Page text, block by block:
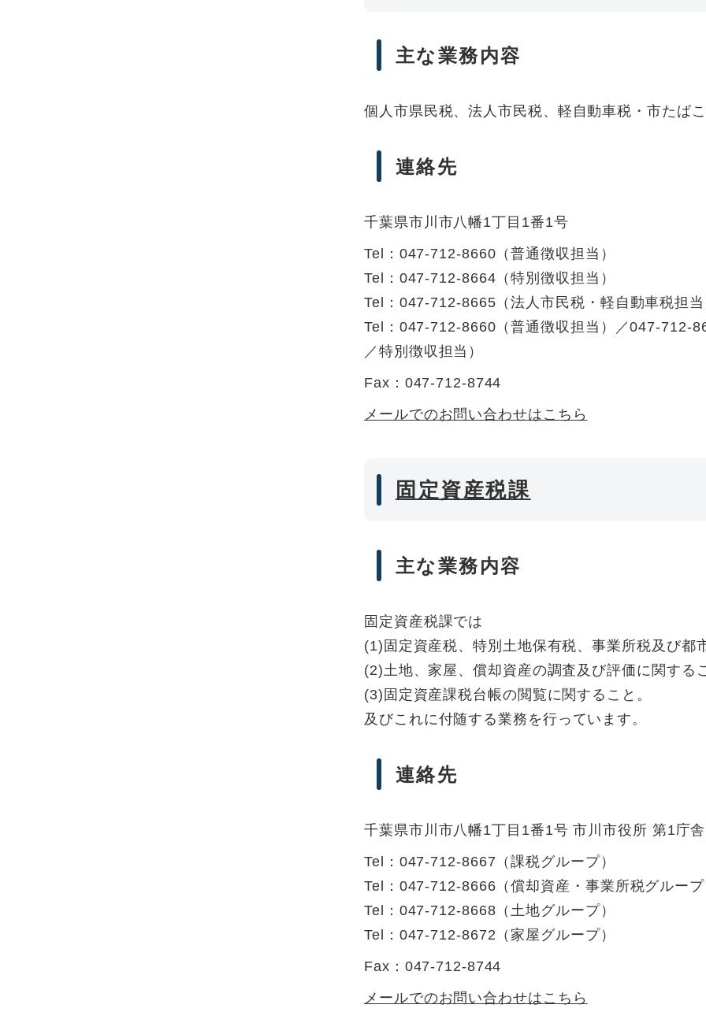
主な業務内容
個人市県民税、法人市民税、軽自動車税・市たば
連絡先
千葉県市川市八幡1丁目1番1号
Tel：047-712-8660 （普通徴収担当 ）
Tel：047-712-8664 （特別徴収担当 ）
Tel：047-712-8665 （法人市民税・軽自動車税担当
Tel：047-712-8660（普通徴収担当）／047-712-
／特別徴収担当 ）
Fax：047-712-8744
メールでのお問い合わせはこちら
固定資産税課
主な業務内容
固定資産税課では
(1)固定資産税、特別土地保有税、事業所税及び都
(2)土地、家屋、償却資産の調査及び評価に関する
(3)固定資産課税台帳の閲覧に関すること。
及びこれに付随する業務を行っています。
連絡先
千葉県市川市八幡1丁目1番1号 市川市役所 第1庁
Tel：047-712-8667 （課税グループ）
Tel：047-712-8666 （償却資産・事業所税グループ
Tel：047-712-8668 （ 土地グループ）
Tel：047-712-8672 （ 家屋グループ）
Fax：047-712-8744
メールでのお問い合わせはこちら